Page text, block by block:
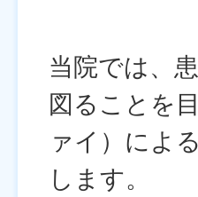
当院では、
図ることを
ァイ）によ
します。